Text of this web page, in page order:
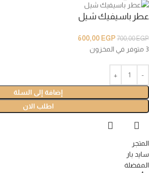
عطر باسيفيك شيل
700,00EGP
600,00 EGP
3 متوفر في المخزون
إضافة إلى السلة
اطلب الان
المتجر
سايد بار
المفضلة